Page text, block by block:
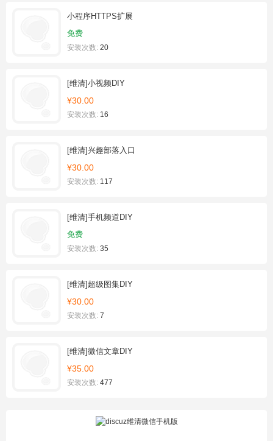
小程序HTTPS扩展
免费
安装次数: 20
[维清]小视频DIY
¥30.00
安装次数: 16
[维清]兴趣部落入口
¥30.00
安装次数: 117
[维清]手机频道DIY
免费
安装次数: 35
[维清]超级图集DIY
¥30.00
安装次数: 7
[维清]微信文章DIY
¥35.00
安装次数: 477